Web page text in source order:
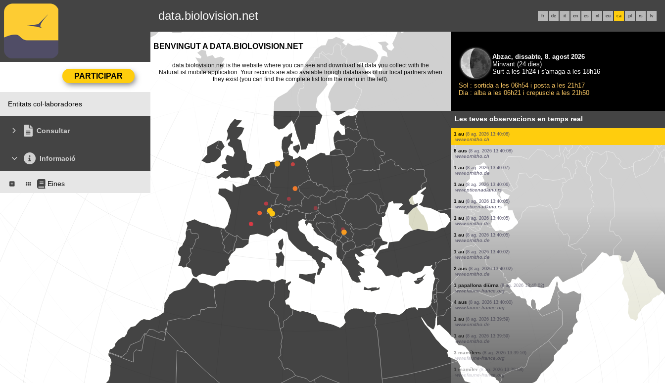
data.biolovision.net fr de it en es nl eu ca pl rs lv
Entitats col·laboradores
Consultar
Informació
Eines
BENVINGUT A DATA.BIOLOVISION.NET
data.biolovision.net is the website where you can see and download all data you collect with the
NaturaList mobile application. Your records are also avaiable trough databases of our local partners when
they exist (you can find the complete list form the menu in the left).
Abzac, dissabte, 8. agost 2026
Minvant (24 dies)
Surt a les 1h24 i s'amaga a les 18h16
Sol : sortida a les 06h54 i posta a les 21h17
Dia : alba a les 06h21 i crepuscle a les 21h50
Les teves observacions en temps real
6 aus (8 ag. 2026 13:40:13)
www.ornitho.de
1 au (8 ag. 2026 13:40:13)
www.ornitho.de
1 au (8 ag. 2026 13:40:13)
www.ornitho.at
1 au (8 ag. 2026 13:40:11)
www.ornitho.de
1 au (8 ag. 2026 13:40:11)
www.ornitho.de
1 au (8 ag. 2026 13:40:10)
www.ornitho.de
1 au (8 ag. 2026 13:40:08)
www.ornitho.ch
8 aus (8 ag. 2026 13:40:08)
www.ornitho.ch
1 au (8 ag. 2026 13:40:07)
www.ornitho.de
1 au (8 ag. 2026 13:40:06)
www.pticenadlanu.rs
1 au (8 ag. 2026 13:40:05)
www.pticenadlanu.rs
1 au (8 ag. 2026 13:40:05)
www.ornitho.de
1 au (8 ag. 2026 13:40:05)
www.ornitho.de
1 au (8 ag. 2026 13:40:02)
www.ornitho.de
2 aus (8 ag. 2026 13:40:02)
www.ornitho.de